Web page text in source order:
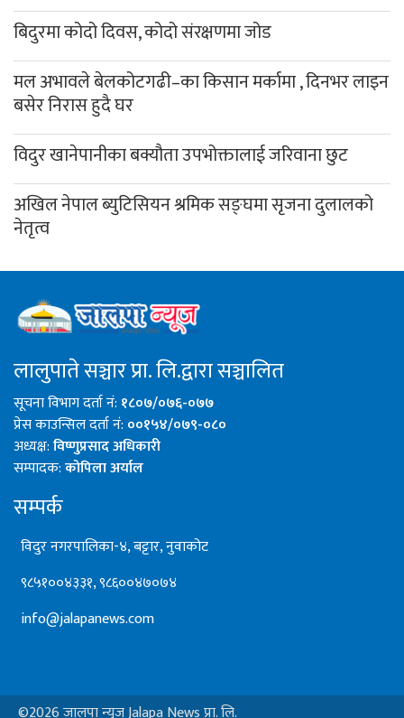
बिदुरमा कोदो दिवस, कोदो संरक्षणमा जोड
मल अभावले बेलकोटगढी–का किसान मर्कामा , दिनभर लाइन
बसेर निरास हुदै घर
विदुर खानेपानीका बक्यौता उपभोक्तालाई जरिवाना छुट
अखिल नेपाल ब्युटिसियन श्रमिक सङ्घमा सृजना दुलालको
नेतृत्व
लालुपाते सञ्चार प्रा. लि.द्वारा सञ्चालित
सूचना विभाग दर्ता नं: १८०७/०७६-०७७
प्रेस काउन्सिल दर्ता नं: ००१५४/०७९-०८०
अध्यक्ष:विष्णुप्रसाद अधिकारी
सम्पादक:कोपिला अर्याल
सम्पर्क
विदुर नगरपालिका-४, बट्टार, नुवाकोट
९८५१००४३३१, ९८६००४७०७४
info@jalapanews.com
©2026 जालपा न्युज Jalapa News प्रा. लि.